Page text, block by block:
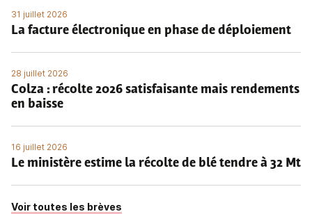
31 juillet 2026
La facture électronique en phase de déploiement
28 juillet 2026
Colza : récolte 2026 satisfaisante mais rendements
en baisse
16 juillet 2026
Le ministère estime la récolte de blé tendre à 32 Mt
Voir toutes les brèves